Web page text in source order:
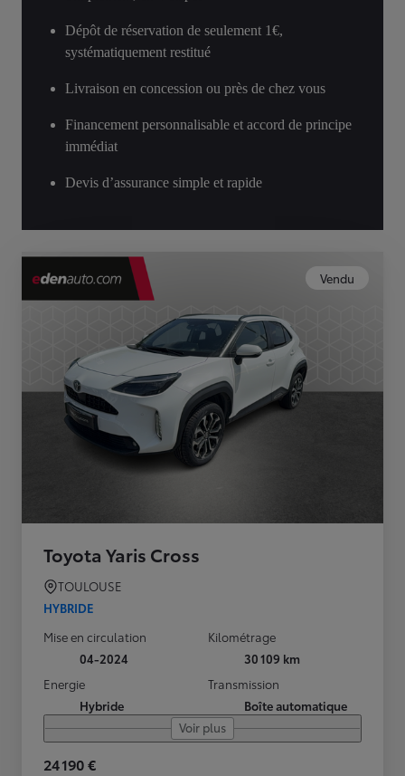
Dépôt de réservation de seulement 1€,
systématiquement restitué
Livraison en concession ou près de chez vous
Financement personnalisable et accord de principe
immédiat
Devis d’assurance simple et rapide
Vendu
Toyota Yaris Cross
TOULOUSE
HYBRIDE
Mise en circulation
04-2024
Kilométrage
30 109 km
Energie
Hybride
Transmission
Boîte automatique
Voir plus
24 190 €